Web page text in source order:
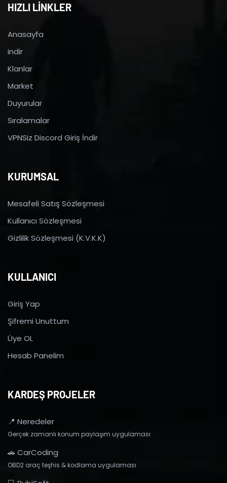
HIZLI LİNKLER
Anasayfa
indir
Klanlar
Market
Duyurular
Sıralamalar
VPNSiz Discord Giriş İndir
KURUMSAL
Mesafeli Satış Sözleşmesi
Kullanıcı Sözleşmesi
Gizlilik Sözleşmesi (K.V.K.K)
KULLANICI
Giriş Yap
Şifremi Unuttum
Üye OL
Hesab Panelim
KARDEŞ PROJELER
📍 Neredeler
Gerçek zamanlı konum paylaşım uygulaması
🚗 CarCoding
OBD2 araç teşhis & kodlama uygulaması